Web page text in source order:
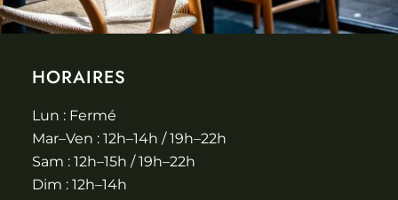
HORAIRES
Lun : Fermé
Mar–Ven : 12h–14h / 19h–22h
Sam : 12h–15h / 19h–22h
Dim : 12h–14h